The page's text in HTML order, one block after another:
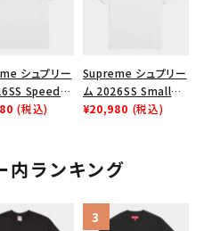
シュプリー
Speed
ードTシャツ
(税込)
Supreme シュプリー
ム 2026SS Small
Box Tee スモールボ
¥20,980 (税込)
内ランキング